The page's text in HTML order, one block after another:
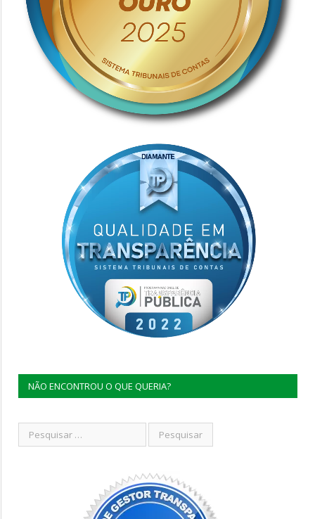
NÃO ENCONTROU O QUE QUERIA?